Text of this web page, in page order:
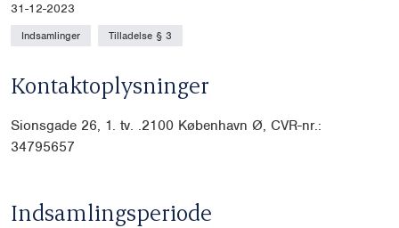
31-12-2023
Indsamlinger Tilladelse § 3
Kontaktoplysninger
Sionsgade 26, 1. tv. .2100 København Ø, CVR-nr.:
34795657
Indsamlingsperiode